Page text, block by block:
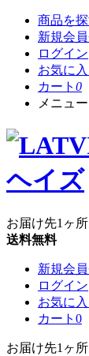
商品を
新規会
ログイン
お気に入
カート 0
メニュー
お届け先1ヶ
送料無料
新規会
ログイン
お気に入
カート 0
お届け先1ヶ